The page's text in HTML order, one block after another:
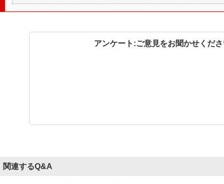
アンケート:ご意見をお聞かせくだ
関連するQ&A